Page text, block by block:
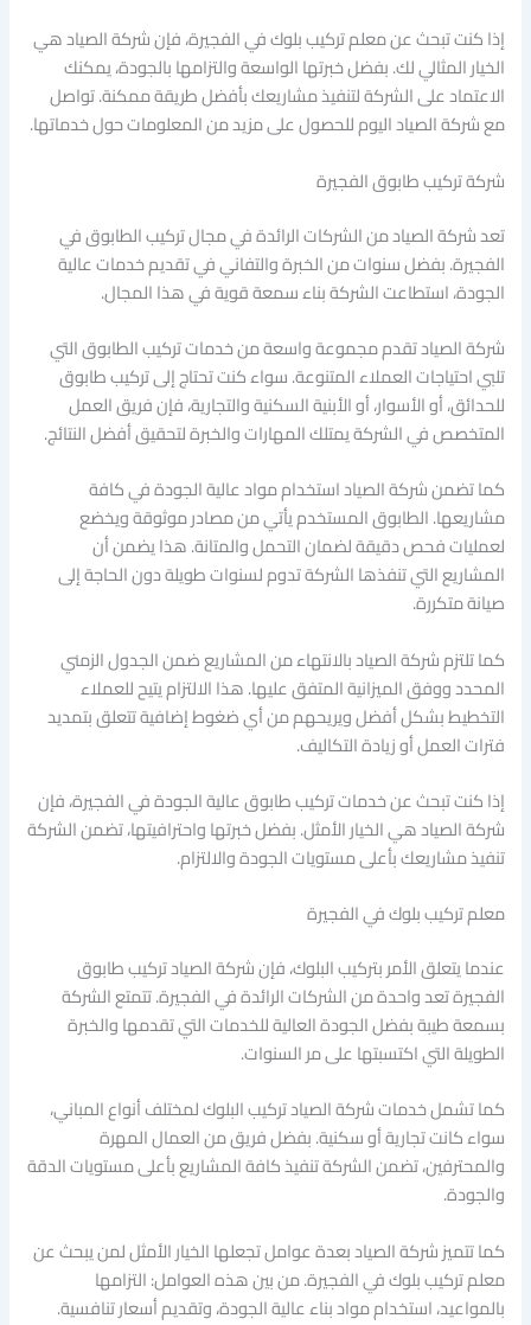
إذا كنت تبحث عن معلم تركيب بلوك في الفجيرة، فإن شركة الصياد هي
الخيار المثالي لك. بفضل خبرتها الواسعة والتزامها بالجودة، يمكنك
الاعتماد على الشركة لتنفيذ مشاريعك بأفضل طريقة ممكنة. تواصل
مع شركة الصياد اليوم للحصول على مزيد من المعلومات حول خدماتها.
شركة تركيب طابوق الفجيرة
تعد شركة الصياد من الشركات الرائدة في مجال تركيب الطابوق في
الفجيرة. بفضل سنوات من الخبرة والتفاني في تقديم خدمات عالية
الجودة، استطاعت الشركة بناء سمعة قوية في هذا المجال.
شركة الصياد تقدم مجموعة واسعة من خدمات تركيب الطابوق التي
تلبي احتياجات العملاء المتنوعة. سواء كنت تحتاج إلى تركيب طابوق
للحدائق، أو الأسوار، أو الأبنية السكنية والتجارية، فإن فريق العمل
المتخصص في الشركة يمتلك المهارات والخبرة لتحقيق أفضل النتائج.
كما تضمن شركة الصياد استخدام مواد عالية الجودة في كافة
مشاريعها. الطابوق المستخدم يأتي من مصادر موثوقة ويخضع
لعمليات فحص دقيقة لضمان التحمل والمتانة. هذا يضمن أن
المشاريع التي تنفذها الشركة تدوم لسنوات طويلة دون الحاجة إلى
صيانة متكررة.
كما تلتزم شركة الصياد بالانتهاء من المشاريع ضمن الجدول الزمني
المحدد ووفق الميزانية المتفق عليها. هذا الالتزام يتيح للعملاء
التخطيط بشكل أفضل ويريحهم من أي ضغوط إضافية تتعلق بتمديد
فترات العمل أو زيادة التكاليف.
إذا كنت تبحث عن خدمات تركيب طابوق عالية الجودة في الفجيرة، فإن
شركة الصياد هي الخيار الأمثل. بفضل خبرتها واحترافيتها، تضمن الشركة
تنفيذ مشاريعك بأعلى مستويات الجودة والالتزام.
معلم تركيب بلوك في الفجيرة
عندما يتعلق الأمر بتركيب البلوك، فإن شركة الصياد تركيب طابوق
الفجيرة تعد واحدة من الشركات الرائدة في الفجيرة. تتمتع الشركة
بسمعة طيبة بفضل الجودة العالية للخدمات التي تقدمها والخبرة
الطويلة التي اكتسبتها على مر السنوات.
كما تشمل خدمات شركة الصياد تركيب البلوك لمختلف أنواع المباني،
سواء كانت تجارية أو سكنية. بفضل فريق من العمال المهرة
والمحترفين، تضمن الشركة تنفيذ كافة المشاريع بأعلى مستويات الدقة
والجودة.
كما تتميز شركة الصياد بعدة عوامل تجعلها الخيار الأمثل لمن يبحث عن
معلم تركيب بلوك في الفجيرة. من بين هذه العوامل: التزامها
بالمواعيد، استخدام مواد بناء عالية الجودة، وتقديم أسعار تنافسية.